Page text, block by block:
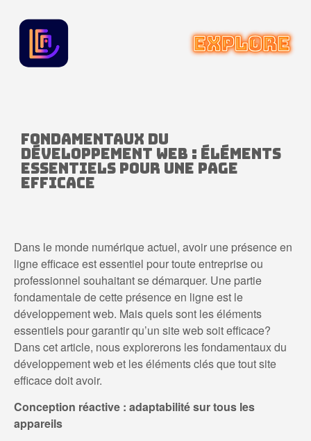
Fondamentaux du
développement Web : éléments
essentiels pour une page
efficace
Dans le monde numérique actuel, avoir une présence en
ligne efficace est essentiel pour toute entreprise ou
professionnel souhaitant se démarquer. Une partie
fondamentale de cette présence en ligne est le
développement web. Mais quels sont les éléments
essentiels pour garantir qu’un site web soit efficace?
Dans cet article, nous explorerons les fondamentaux du
développement web et les éléments clés que tout site
efficace doit avoir.
Conception réactive : adaptabilité sur tous les
appareils